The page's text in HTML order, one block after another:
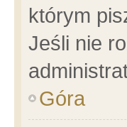
którym
Jeśli nie
Góra